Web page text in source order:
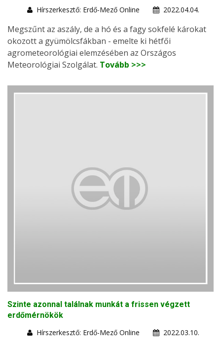
Hírszerkesztő: Erdő-Mező Online
2022.04.04.
Megszűnt az aszály, de a hó és a fagy sokfelé károkat
okozott a gyümölcsfákban - emelte ki hétfői
agrometeorológiai elemzésében az Országos
Meteorológiai Szolgálat. Tovább >>>
Szinte azonnal találnak munkát a frissen végzett
erdőmérnökök
Hírszerkesztő: Erdő-Mező Online
2022.03.10.